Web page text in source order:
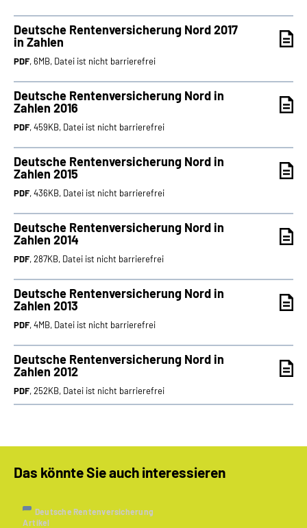
Deutsche Rentenversicherung Nord 2017
in Zahlen
PDF, 6MB, Datei ist nicht barrierefrei
Deutsche Rentenversicherung Nord in
Zahlen 2016
PDF, 459KB, Datei ist nicht barrierefrei
Deutsche Rentenversicherung Nord in
Zahlen 2015
PDF, 436KB, Datei ist nicht barrierefrei
Deutsche Rentenversicherung Nord in
Zahlen 2014
PDF, 287KB, Datei ist nicht barrierefrei
Deutsche Rentenversicherung Nord in
Zahlen 2013
PDF, 4MB, Datei ist nicht barrierefrei
Deutsche Rentenversicherung Nord in
Zahlen 2012
PDF, 252KB, Datei ist nicht barrierefrei
Das könnte Sie auch interessieren
Deutsche Rentenversicherung
Artikel